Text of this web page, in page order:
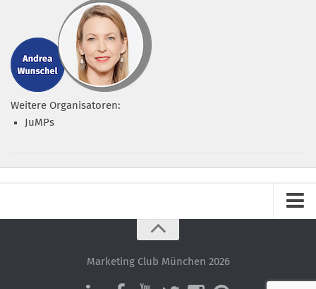
Weitere Organisatoren:
JuMPs
Datenschutz – ganz einfach!
Datenschutzerklärung
Marketing Club München 2026